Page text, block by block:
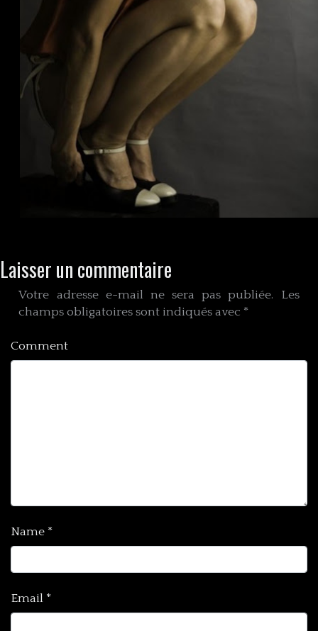
Laisser un commentaire
Votre adresse e-mail ne sera pas publiée.
Les
champs obligatoires sont indiqués avec *
Comment
Name *
Email *